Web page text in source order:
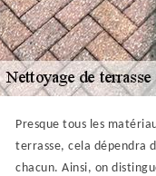
Presque tous les
terrasse, cela dépendra
chacun. Ainsi, on